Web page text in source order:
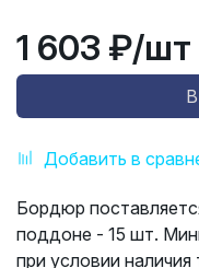
Добавить в
1 603 ₽/шт
Бордюр
поддоне - 15 шт.
при условии наличия